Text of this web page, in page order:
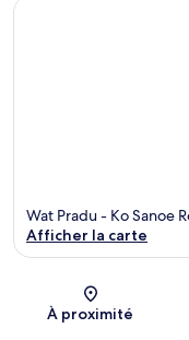
Wat Pradu - Ko Sanoe
Afficher la carte
À proximité